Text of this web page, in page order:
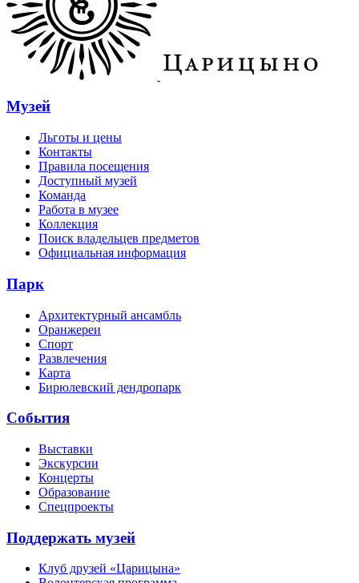
Музей
Льготы и цены
Контакты
Правила посещения
Доступный музей
Команда
Работа в музее
Коллекция
Поиск владельцев предметов
Официальная информация
Парк
Архитектурный ансамбль
Оранжереи
Спорт
Развлечения
Карта
Бирюлевский дендропарк
События
Выставки
Экскурсии
Концерты
Образование
Спецпроекты
Поддержать музей
Клуб друзей «Царицына»